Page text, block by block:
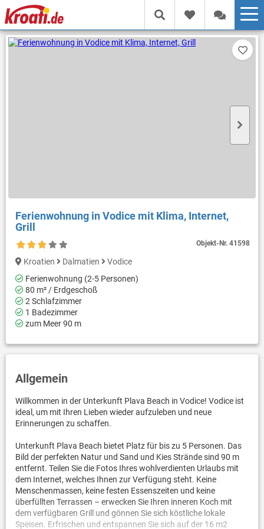
Ferienwohnung in Vodice mit Klima, Internet,
Grill
Objekt-Nr.41598
Kroatien Dalmatien
Vodice
Ferienwohnung (2-5 Personen)
80 m² / Erdgeschoß
2 Schlafzimmer
1 Badezimmer
zum Meer 90 m
Allgemein
Willkommen in der Unterkunft Plava Beach in Vodice! Vodice ist
ideal, um mit Ihren Lieben wieder aufzuleben und neue
Erinnerungen zu schaffen.
Unterkunft Plava Beach bietet Platz für bis zu 5 Personen. Das
Bild der perfekten Natur und Sand und Kies Strände sind 90 m
entfernt. Teilen Sie die Fotos Ihres wohlverdienten Urlaubs mit
dem Internet, welches Ihnen zur Verfügung steht. Keine
Menschenmassen, keine festen Essenszeiten und keine
überfüllten Terrassen – erwecken Sie Ihren inneren Koch mit
dem verfügbaren Grill und gönnen Sie sich köstliche lokale
Speisen. Erfrischen und entspannen Sie sich auf der 16 m2